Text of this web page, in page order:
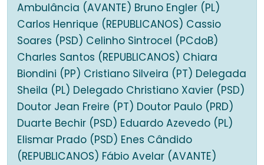
Ambulância (AVANTE) Bruno Engler (PL)
Carlos Henrique (REPUBLICANOS) Cassio
Soares (PSD) Celinho Sintrocel (PCdoB)
Charles Santos (REPUBLICANOS) Chiara
Biondini (PP) Cristiano Silveira (PT) Delegada
Sheila (PL) Delegado Christiano Xavier (PSD)
Doutor Jean Freire (PT) Doutor Paulo (PRD)
Duarte Bechir (PSD) Eduardo Azevedo (PL)
Elismar Prado (PSD) Enes Cândido
(REPUBLICANOS) Fábio Avelar (AVANTE)